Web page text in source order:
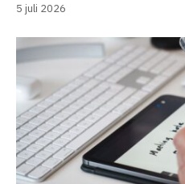
5 juli 2026